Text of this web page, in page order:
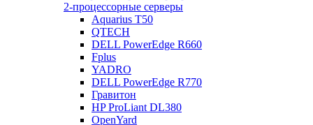
2-процессорные серверы
Aquarius T50
QTECH
DELL PowerEdge R660
Fplus
YADRO
DELL PowerEdge R770
Гравитон
HP ProLiant DL380
OpenYard